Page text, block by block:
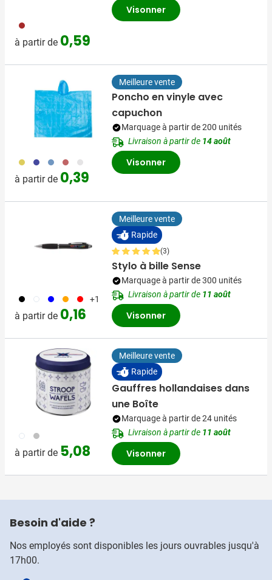
011
à partir de 0,59
Visonner
006 007 018 008 021
à partir de 0,39
Meilleure vente
Poncho en vinyle avec
capuchon
Marquage à partir de 200 unités
Livraison à partir de 14 août
Visonner
001 002 005 007 008 +1
à partir de 0,16
Meilleure vente
Rapide
(3)
Stylo à bille Sense
Marquage à partir de 300 unités
Livraison à partir de 11 août
Visonner
009 032
à partir de 5,08
Meilleure vente
Rapide
Gauffres hollandaises dans
une Boîte
Marquage à partir de 24 unités
Livraison à partir de 11 août
Visonner
Besoin d'aide ?
Nos employés sont disponibles les jours ouvrables jusqu'à
17h00.